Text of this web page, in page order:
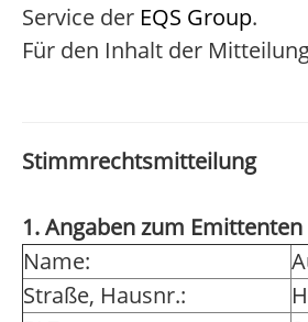
Service der EQS Group.
Für den Inhalt der
Stimmrechtsmitteilung
1. Angaben zum Emittenten
Name:
Straße, Hausnr.: